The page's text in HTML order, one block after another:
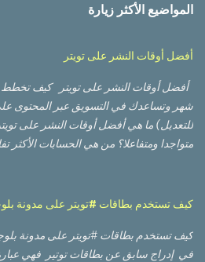
المواضيع الأكثر زيارة
أفضل أوقات النشر على تويتر
أفضل أوقات النشر على تويتر كيف تخطط
شهر وتساعدك في التسويق عبر المحتوى
للتعديل) ما هي أفضل أوقات النشر على
متواجدا ومتفاعلا؟ من هي الحسابات الأكثر
الفيديوهات كان أداؤها أفضل؟ لا بد من أنك
والإجازة في تلك الدول، وعليك إعادة تقدير
وجمهورك، وقد يعمل أو لا يعمل، والسبب
كيف تستخدم بطاقات #تويتر على مدونة
كيف تستخدم بطاقات #تويتر على مدونة
في إدراج سابق عن بطاقات توتير فهي